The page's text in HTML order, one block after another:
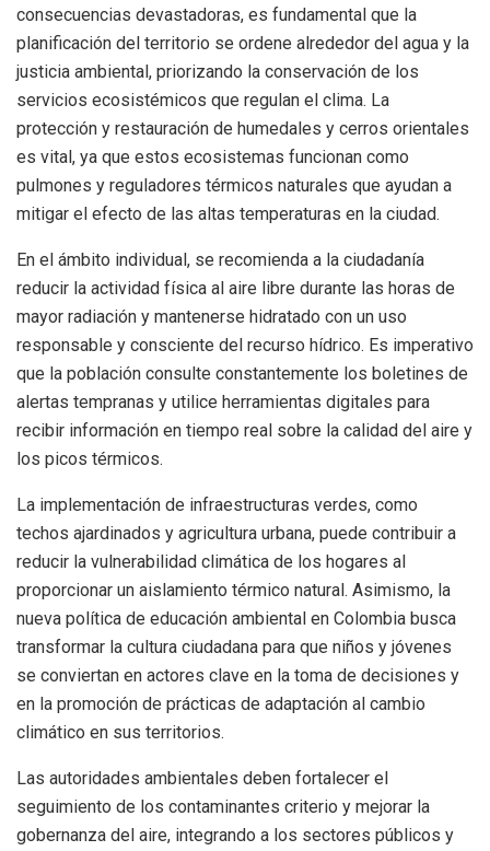
consecuencias devastadoras, es fundamental que la
planificación del territorio se ordene alrededor del agua y la
justicia ambiental, priorizando la conservación de los
servicios ecosistémicos que regulan el clima. La
protección y restauración de humedales y cerros orientales
es vital, ya que estos ecosistemas funcionan como
pulmones y reguladores térmicos naturales que ayudan a
mitigar el efecto de las altas temperaturas en la ciudad.
En el ámbito individual, se recomienda a la ciudadanía
reducir la actividad física al aire libre durante las horas de
mayor radiación y mantenerse hidratado con un uso
responsable y consciente del recurso hídrico. Es imperativo
que la población consulte constantemente los boletines de
alertas tempranas y utilice herramientas digitales para
recibir información en tiempo real sobre la calidad del aire y
los picos térmicos.
La implementación de infraestructuras verdes, como
techos ajardinados y agricultura urbana, puede contribuir a
reducir la vulnerabilidad climática de los hogares al
proporcionar un aislamiento térmico natural. Asimismo, la
nueva política de educación ambiental en Colombia busca
transformar la cultura ciudadana para que niños y jóvenes
se conviertan en actores clave en la toma de decisiones y
en la promoción de prácticas de adaptación al cambio
climático en sus territorios.
Las autoridades ambientales deben fortalecer el
seguimiento de los contaminantes criterio y mejorar la
gobernanza del aire, integrando a los sectores públicos y